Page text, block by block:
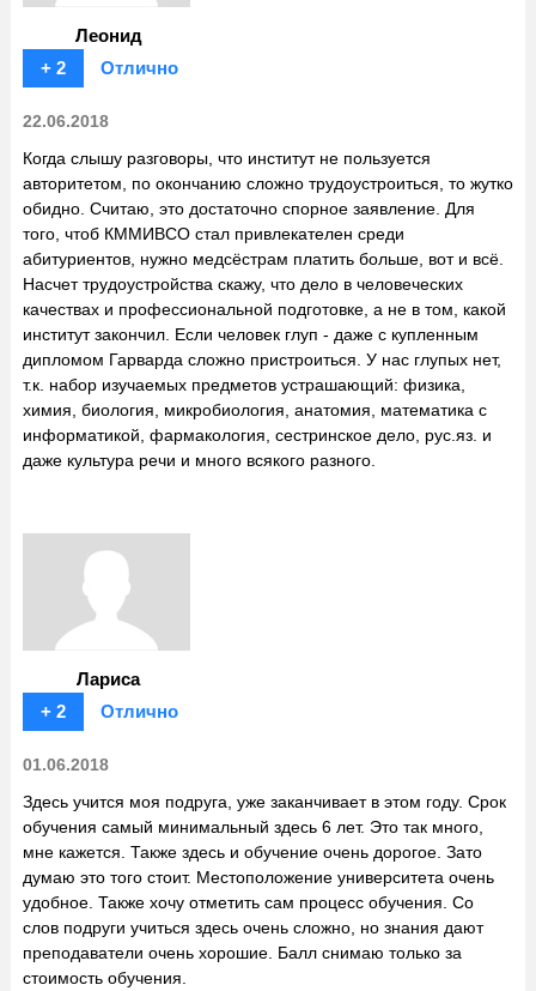
Леонид
+ 2
Отлично
22.06.2018
Когда слышу разговоры, что институт не пользуется
авторитетом, по окончанию сложно трудоустроиться, то жутко
обидно. Считаю, это достаточно спорное заявление. Для
того, чтоб КММИВСО стал привлекателен среди
абитуриентов, нужно медсёстрам платить больше, вот и всё.
Насчет трудоустройства скажу, что дело в человеческих
качествах и профессиональной подготовке, а не в том, какой
институт закончил. Если человек глуп - даже с купленным
дипломом Гарварда сложно пристроиться. У нас глупых нет,
т.к. набор изучаемых предметов устрашающий: физика,
химия, биология, микробиология, анатомия, математика с
информатикой, фармакология, сестринское дело, рус.яз. и
даже культура речи и много всякого разного.
Лариса
+ 2
Отлично
01.06.2018
Здесь учится моя подруга, уже заканчивает в этом году. Срок
обучения самый минимальный здесь 6 лет. Это так много,
мне кажется. Также здесь и обучение очень дорогое. Зато
думаю это того стоит. Местоположение университета очень
удобное. Также хочу отметить сам процесс обучения. Со
слов подруги учиться здесь очень сложно, но знания дают
преподаватели очень хорошие. Балл снимаю только за
стоимость обучения.